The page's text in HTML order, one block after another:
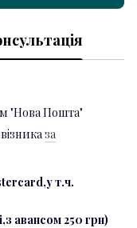
"Нова Пошта"
за
т.ч.
авансом 250 грн)